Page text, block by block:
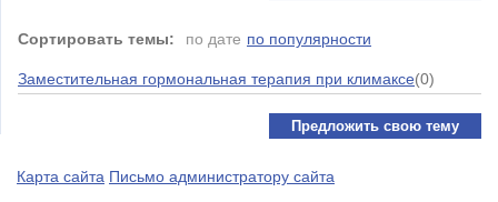
Сортировать темы: по дате по популярности
Заместительная гормональная терапия при климаксе(0)
Предложить свою тему
Карта сайта Письмо администратору сайта